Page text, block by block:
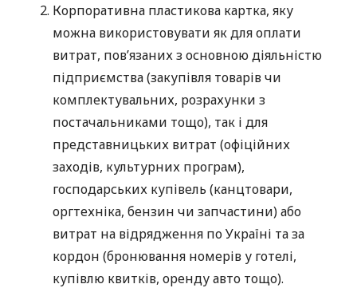
Корпоративна пластикова картка, яку
можна використовувати як для оплати
витрат, пов’язаних з основною діяльністю
підприємства (закупівля товарів чи
комплектувальних, розрахунки з
постачальниками тощо), так і для
представницьких витрат (офіційних
заходів, культурних програм),
господарських купівель (канцтовари,
оргтехніка, бензин чи запчастини) або
витрат на відрядження по Україні та за
кордон (бронювання номерів у готелі,
купівлю квитків, оренду авто тощо).